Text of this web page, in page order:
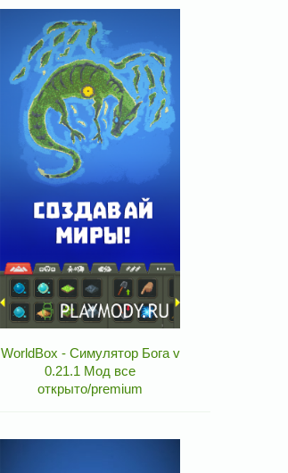
WorldBox - Симулятор Бога v
0.21.1 Мод все
открыто/premium